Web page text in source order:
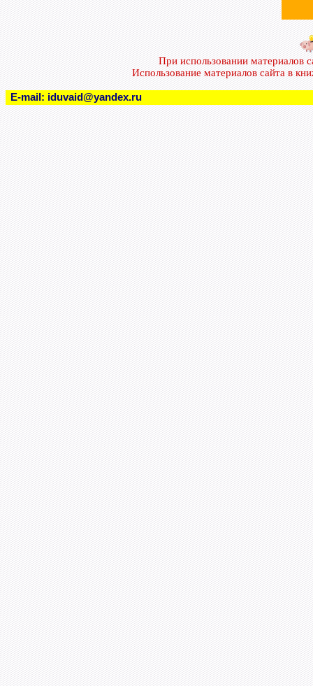
При использовании материалов
Использование материалов сайта в
E-mail: iduvaid@yandex.ru